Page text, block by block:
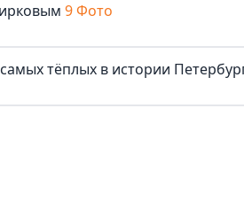
9 Фото
тёплых в истории